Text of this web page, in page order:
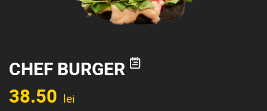
CHEF BURGER
38.50 lei